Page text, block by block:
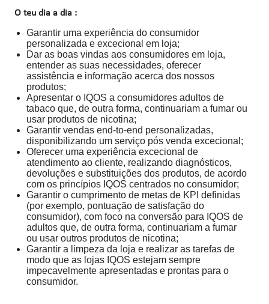
O teu dia a dia :
Garantir uma experiência do consumidor
personalizada e excecional em loja;
Dar as boas vindas aos consumidores em loja,
entender as suas necessidades, oferecer
assistência e informação acerca dos nossos
produtos;
Apresentar o IQOS a consumidores adultos de
tabaco que, de outra forma, continuariam a fumar ou
usar produtos de nicotina;
Garantir vendas end-to-end personalizadas,
disponibilizando um serviço pós venda excecional;
Oferecer uma experiência excecional de
atendimento ao cliente, realizando diagnósticos,
devoluções e substituições dos produtos, de acordo
com os princípios IQOS centrados no consumidor;
Garantir o cumprimento de metas de KPI definidas
(por exemplo, pontuação de satisfação do
consumidor), com foco na conversão para IQOS de
adultos que, de outra forma, continuariam a fumar
ou usar outros produtos de nicotina;
Garantir a limpeza da loja e realizar as tarefas de
modo que as lojas IQOS estejam sempre
impecavelmente apresentadas e prontas para o
consumidor.